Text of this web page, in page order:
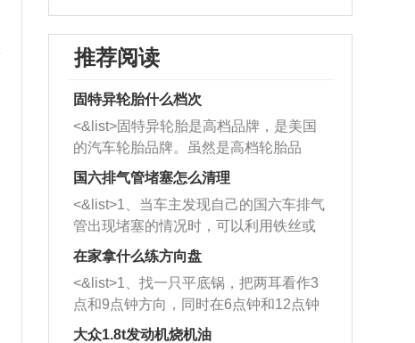
推荐阅读
固特异轮胎什么档次
<&list>固特异轮胎是高档品牌，是美国
的汽车轮胎品牌。虽然是高档轮胎品
牌，但是中高低端的轮胎都有生产，这
也是为了更好的开拓市场。
国六排气管堵塞怎么清理
<&list>1、当车主发现自己的国六车排气
管出现堵塞的情况时，可以利用铁丝或
者是细棍，直接将杂物给取出来，如果
堵塞情况比较严重，也可以采取应急措
施。 <&list>2、直接利用木棍将所有的
杂物推到排气管里面的位置处，然后将
三元催化器拆解开，就可以将堵塞的东
在家拿什么练方向盘
<&list>1、找一只平底锅，把两耳看作3
点和9点钟方向，同时在6点钟和12点钟
方向做一个标记。 <&list>2、双手握住
大众1.8t发动机烧机油